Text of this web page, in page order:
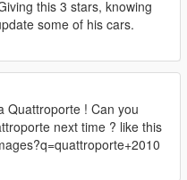
this 3 stars, knowing
some of his cars.
Quattroporte ! Can you
next time ? like this